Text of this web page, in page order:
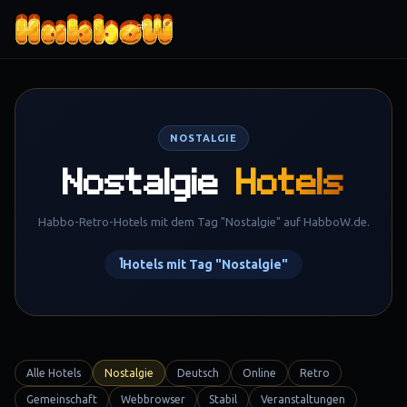
Zum Inhalt springen
NOSTALGIE
Nostalgie Hotels
Habbo-Retro-Hotels mit dem Tag "Nostalgie" auf HabboW.de.
1 Hotels mit Tag "Nostalgie"
Alle Hotels Nostalgie Deutsch Online Retro
Gemeinschaft Webbrowser Stabil Veranstaltungen